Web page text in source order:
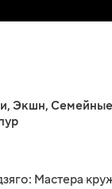
, Экшн, Семейные
Мастера